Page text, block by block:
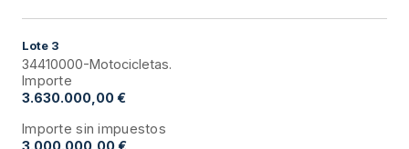
Lote 3
34410000-Motocicletas.
Importe
3.630.000,00 €
Importe sin impuestos
3.000.000,00 €